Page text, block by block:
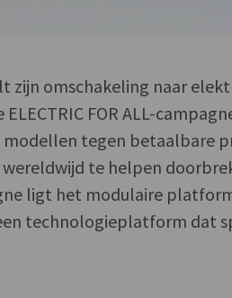
zijn omschakeling naar
FOR ALL-
tegen betaalbare
te helpen
ligt het modulaire
technologieplatform dat